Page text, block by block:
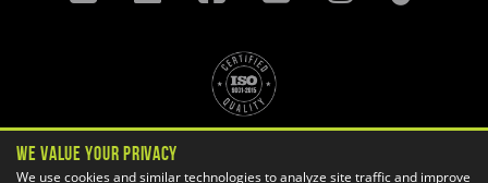
Politique de confidentialité
We Value Your Privacy
We use cookies and similar technologies to analyze site traffic and improve